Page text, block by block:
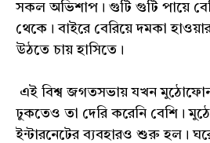
সকল অভিশাপ। গুটি গুটি পায়ে
থেকে। বাইরে বেরিয়ে দমকা
উঠতে চায় হাসিতে।
এই বিশ্ব জগতসভায় যখন
ঢুকতেও তা দেরি করেনি বেশি।
ইন্টারনেটের ব্যবহারও শুরু হল।